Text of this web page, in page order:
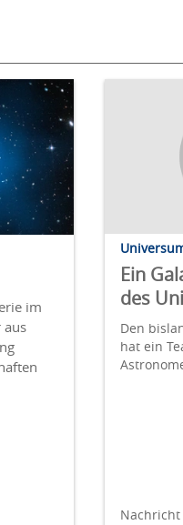
im
aus
Ein
des
Den
hat ein
Nachricht